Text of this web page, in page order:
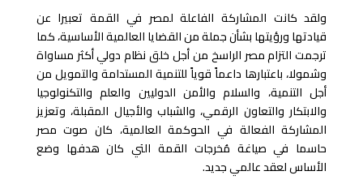
ولقد كانت المشاركة الفاعلة لمصر في القمة تعبيرا عن
قيادتها ورؤيتها بشأن جملة من القضايا العالمية الأساسية، كما
ترجمت التزام مصر الراسخ من أجل خلق نظام دولي أكثر مساواة
وشمولا، باعتبارها داعماً قوياً للتنمية المستدامة والتمويل من
أجل التنمية، والسلام والأمن الدوليين والعلم والتكنولوجيا
والابتكار والتعاون الرقمي، والشباب والأجيال المقبلة، وتعزيز
المشاركة الفعالة في الحوكمة العالمية، كان صوت مصر
حاسما في صياغة مُخرجات القمة التي كان هدفها وضع
الأساس لعقد عالمي جديد.